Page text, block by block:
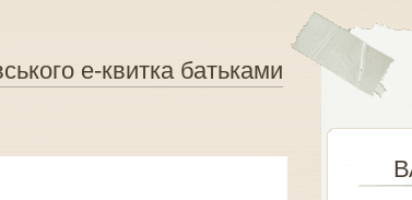
е-квитка батьками